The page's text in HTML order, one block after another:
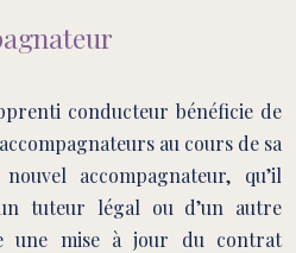
conducteur bénéficie de
au cours de sa
accompagnateur, qu’il
tuteur légal ou d’un autre
une mise à jour du contrat